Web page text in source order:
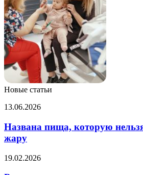
Новые статьи
Названа
которую
нельзя
употреблять
жару
13.06.2026
Названа пища, которую
жару
Раскрыт
19.02.2026